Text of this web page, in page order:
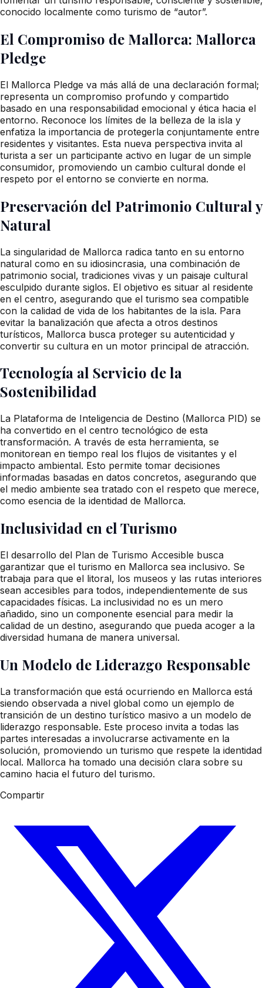
conocido localmente como turismo de “autor”.
El Compromiso de Mallorca: Mallorca
Pledge
El Mallorca Pledge va más allá de una declaración formal;
representa un compromiso profundo y compartido
basado en una responsabilidad emocional y ética hacia el
entorno. Reconoce los límites de la belleza de la isla y
enfatiza la importancia de protegerla conjuntamente entre
residentes y visitantes. Esta nueva perspectiva invita al
turista a ser un participante activo en lugar de un simple
consumidor, promoviendo un cambio cultural donde el
respeto por el entorno se convierte en norma.
Preservación del Patrimonio Cultural y
Natural
La singularidad de Mallorca radica tanto en su entorno
natural como en su idiosincrasia, una combinación de
patrimonio social, tradiciones vivas y un paisaje cultural
esculpido durante siglos. El objetivo es situar al residente
en el centro, asegurando que el turismo sea compatible
con la calidad de vida de los habitantes de la isla. Para
evitar la banalización que afecta a otros destinos
turísticos, Mallorca busca proteger su autenticidad y
convertir su cultura en un motor principal de atracción.
Tecnología al Servicio de la
Sostenibilidad
La Plataforma de Inteligencia de Destino (Mallorca PID) se
ha convertido en el centro tecnológico de esta
transformación. A través de esta herramienta, se
monitorean en tiempo real los flujos de visitantes y el
impacto ambiental. Esto permite tomar decisiones
informadas basadas en datos concretos, asegurando que
el medio ambiente sea tratado con el respeto que merece,
como esencia de la identidad de Mallorca.
Inclusividad en el Turismo
El desarrollo del Plan de Turismo Accesible busca
garantizar que el turismo en Mallorca sea inclusivo. Se
trabaja para que el litoral, los museos y las rutas interiores
sean accesibles para todos, independientemente de sus
capacidades físicas. La inclusividad no es un mero
añadido, sino un componente esencial para medir la
calidad de un destino, asegurando que pueda acoger a la
diversidad humana de manera universal.
Un Modelo de Liderazgo Responsable
La transformación que está ocurriendo en Mallorca está
siendo observada a nivel global como un ejemplo de
transición de un destino turístico masivo a un modelo de
liderazgo responsable. Este proceso invita a todas las
partes interesadas a involucrarse activamente en la
solución, promoviendo un turismo que respete la identidad
local. Mallorca ha tomado una decisión clara sobre su
camino hacia el futuro del turismo.
Compartir